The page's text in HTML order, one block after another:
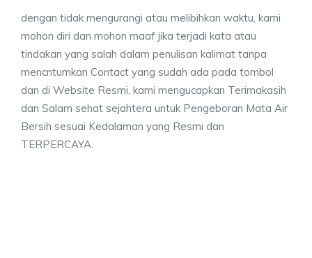
dengan tidak mengurangi atau melibihkan waktu, kami
mohon diri dan mohon maaf jika terjadi kata atau
tindakan yang salah dalam penulisan kalimat tanpa
mencntumkan Contact yang sudah ada pada tombol
dan di Website Resmi, kami mengucapkan Terimakasih
dan Salam sehat sejahtera untuk Pengeboran Mata Air
Bersih sesuai Kedalaman yang Resmi dan
TERPERCAYA.